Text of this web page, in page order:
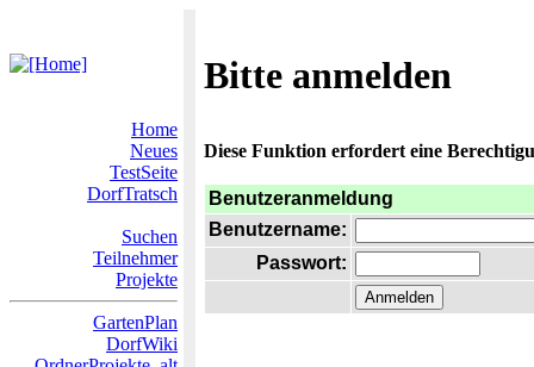
Bitte anmelden
Home
Neues
TestSeite
DorfTratsch
Suchen
Teilnehmer
Projekte
GartenPlan
DorfWiki
Diese Funktion erfordert eine
Benutzeranmeldung
Benutzername:
Passwort: